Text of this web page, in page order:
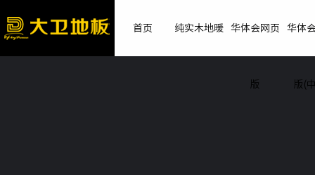
首页 纯实木地暖 华体会网页
版
华体
版(